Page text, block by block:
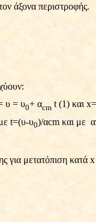
άξονα περιστροφής.
υ = υ0+ αcm t (1) και
t=(υ-υ0)/αcm και με
για μετατόπιση κατά